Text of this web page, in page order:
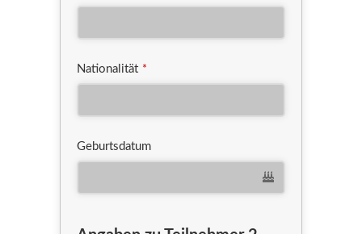
Nationalität *
Geburtsdatum